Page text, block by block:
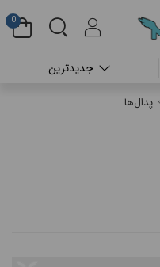
0
پدال‌ها
جدیدترین